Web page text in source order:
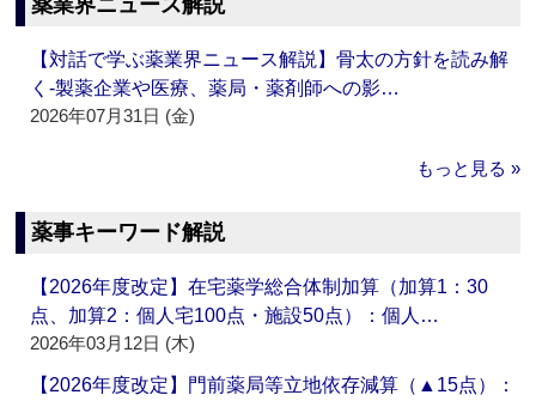
薬業界ニュース解説
【対話で学ぶ薬業界ニュース解説】骨太の方針を読み解
く‐製薬企業や医療、薬局・薬剤師への影…
2026年07月31日 (金)
もっと見る »
薬事キーワード解説
【2026年度改定】在宅薬学総合体制加算（加算1：30
点、加算2：個人宅100点・施設50点）：個人…
2026年03月12日 (木)
【2026年度改定】門前薬局等立地依存減算（▲15点）：